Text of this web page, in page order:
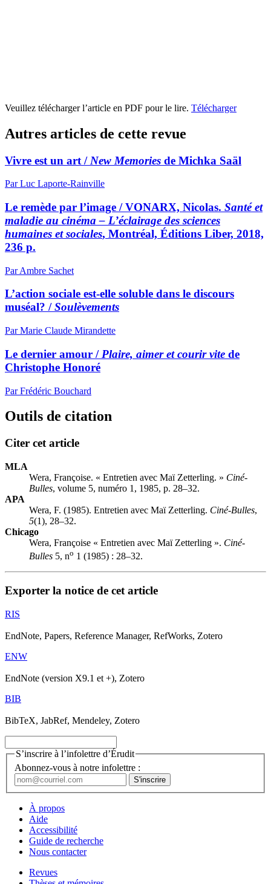
Veuillez télécharger l’article en PDF pour le lire. Télécharger
Autres articles de cette revue
Vivre est un art / New Memories de Michka Saäl
Par Luc Laporte-Rainville
Le remède par l’image / VONARX, Nicolas. Santé et
maladie au cinéma – L’éclairage des sciences
humaines et sociales, Montréal, Éditions Liber, 2018,
236 p.
Par Ambre Sachet
L’action sociale est-elle soluble dans le discours
muséal? /Soulèvements
Par Marie Claude Mirandette
Le dernier amour / Plaire, aimer et courir vite de
Christophe Honoré
Par Frédéric Bouchard
Outils de citation
Citer cet article
MLA
Wera, Françoise. « Entretien avec Maï Zetterling. » Ciné-
Bulles, volume 5, numéro 1, 1985, p. 28–32.
APA
Wera, F. (1985). Entretien avec Maï Zetterling. Ciné-Bulles,
5(1), 28–32.
Chicago
Wera, Françoise « Entretien avec Maï Zetterling ». Ciné-
Bulles 5, no 1 (1985) : 28–32.
Exporter la notice de cet article
RIS
EndNote, Papers, Reference Manager, RefWorks, Zotero
ENW
EndNote (version X9.1 et +), Zotero
BIB
BibTeX, JabRef, Mendeley, Zotero
S’inscrire à l’infolettre d’Érudit
Abonnez-vous à notre infolettre :
À propos
Aide
Accessibilité
Guide de recherche
Nous contacter
Revues